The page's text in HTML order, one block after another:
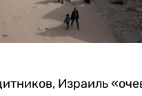
Израиль